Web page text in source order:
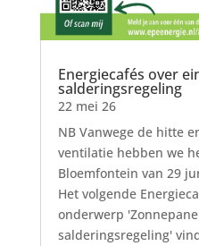
Energiecafés over
salderingsregeling
22 mei 26
NB Vanwege de hitte
ventilatie hebben we
Bloemfontein van 29
Het volgende
onderwerp
salderingsregeling'